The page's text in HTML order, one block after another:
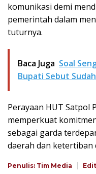
komunikasi demi
pemerintah dalam
tuturnya.
Baca Juga Soal
Bupati Sebut
Perayaan HUT Satpol
memperkuat
sebagai garda
daerah dan ketertiban
Penulis: Tim Media